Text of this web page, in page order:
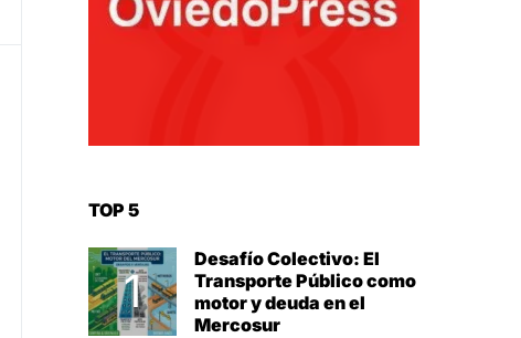
TOP 5
Desafío Colectivo: El
Transporte Público como
motor y deuda en el
Mercosur